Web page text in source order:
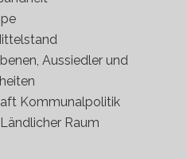
Aussiedler und
Kommunalpolitik
Raum